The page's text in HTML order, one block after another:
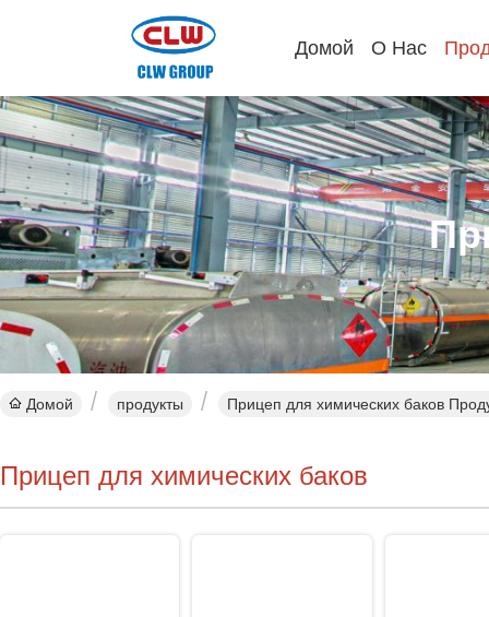
Домой О Нас
Домой продукты Прицеп для химических баков
Прицеп для химических баков